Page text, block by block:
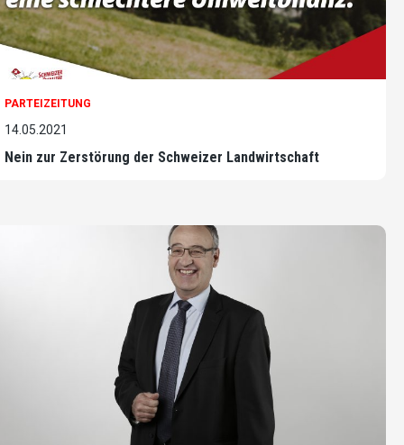
PARTEIZEITUNG
14.05.2021
Nein zur Zerstörung der Schweizer Landwirtschaft